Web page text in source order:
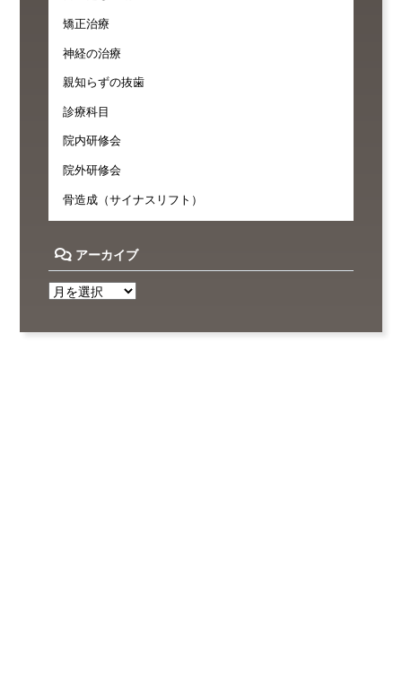
矯正治療
神経の治療
親知らずの抜歯
診療科目
院内研修会
院外研修会
骨造成（サイナスリフト）
アーカイブ